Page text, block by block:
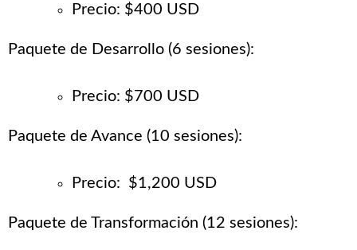
Precio: $400 USD
Paquete de Desarrollo (6 sesiones):
Precio: $700 USD
Paquete de Avance (10 sesiones):
Precio: $1,200 USD
Paquete de Transformación (12 sesiones):